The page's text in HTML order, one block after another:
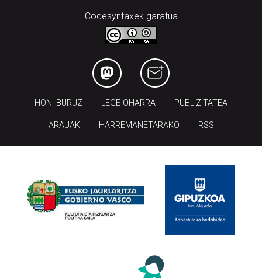
Codesyntaxek garatua
HONI BURUZ LEGE OHARRA PUBLIZITATEA
ARAUAK HARREMANETARAKO RSS